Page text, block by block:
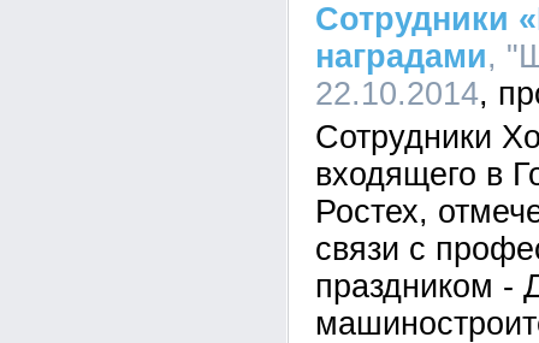
Сотрудники
наградами,
22.10.2014
Сотрудники
входящего в
Ростех,
связи с
праздником -